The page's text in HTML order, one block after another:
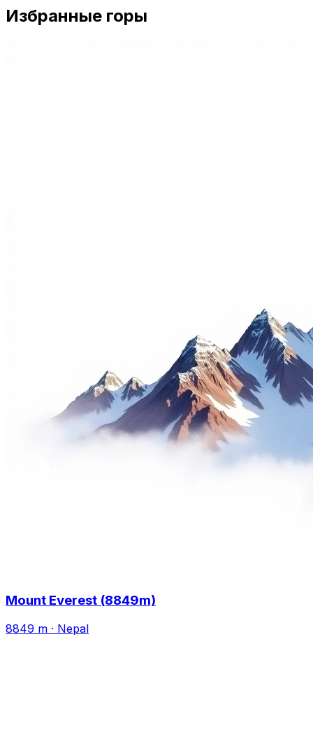
Избранные горы
Mount Everest (8849m)
8849 m · Nepal